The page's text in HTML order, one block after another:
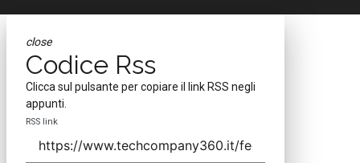
close
Codice Rss
Clicca sul pulsante per copiare il link RSS negli
appunti.
RSS link